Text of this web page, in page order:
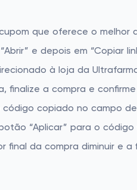
que oferece o melhor
e depois em “Copiar
à loja da
finalize a compra e
código copiado no campo
“Aplicar” para o
final da compra diminuir e a